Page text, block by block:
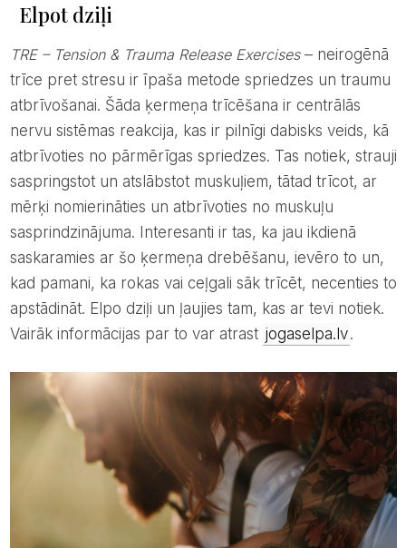
Elpot dziļi
TRE – Tension & Trauma Release Exercises– neirogēnā
trīce pret stresu ir īpaša metode spriedzes un traumu
atbrīvošanai. Šāda ķermeņa trīcēšana ir centrālās
nervu sistēmas reakcija, kas ir pilnīgi dabisks veids, kā
atbrīvoties no pārmērīgas spriedzes. Tas notiek, strauji
saspringstot un atslābstot muskuļiem, tātad trīcot, ar
mērķi nomierināties un atbrīvoties no muskuļu
sasprindzinājuma. Interesanti ir tas, ka jau ikdienā
saskaramies ar šo ķermeņa drebēšanu, ievēro to un,
kad pamani, ka rokas vai ceļgali sāk trīcēt, necenties to
apstādināt. Elpo dziļi un ļaujies tam, kas ar tevi notiek.
Vairāk informācijas par to var atrast jogaselpa.lv.